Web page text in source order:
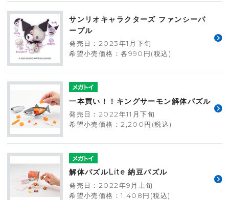
サンリオキャラクターズ ファンシーパ
ープル
発売日：2023年1月下旬
希望小売価格：各990円(税込)
一本買い！！キングサーモン解体パズル
発売日：2022年11月下旬
希望小売価格：2,200円(税込)
解体パズルLite 納豆パズル
発売日：2022年9月上旬
希望小売価格：1,408円(税込)